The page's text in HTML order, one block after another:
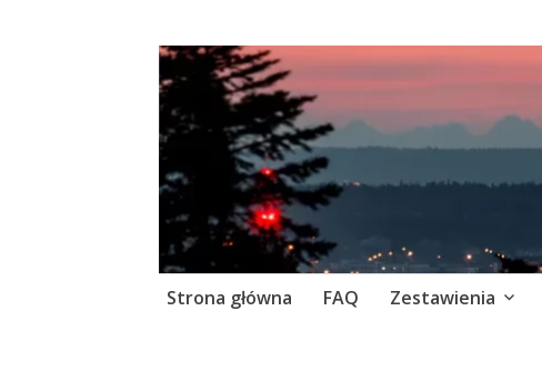
Skip
Strona główna FAQ Zestawienia